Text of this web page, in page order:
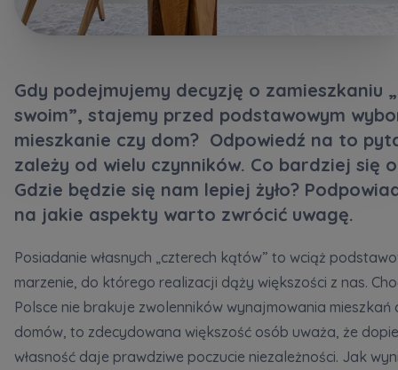
Gdy podejmujemy decyzję o zamieszkaniu
swoim”, stajemy przed podstawowym
mieszkanie czy dom? Odpowiedź na to
zależy od wielu czynników. Co bardziej się
Gdzie będzie się nam lepiej żyło?
na jakie aspekty warto zwrócić uwagę.
Posiadanie własnych „czterech kątów” to wciąż
marzenie, do którego realizacji dąży większości z nas.
Polsce nie brakuje zwolenników wynajmowania mieszkań
domów, to zdecydowana większość osób uważa, że
własność daje prawdziwe poczucie niezależności. Jak
E-mail
Zamawiam obsługę w języku ukraińskim (Замовляю
контакт українською мовою)
Wyrażam wszystkie zgody
Informujemy, że w trosce o najwyższą jakość i
Wyrażam zgodę na otrzymywanie informacji
handlowych od...
Rozwiń
Każdej osobie przysługuje prawo dostępu do
treści swoich... *
Кожна особа має право отримати доступ до
своїх персональних
Регламент надання електронних послуг товариством гк
Murapol
Зв’яжіться з нами
Wyślij
Wyślij